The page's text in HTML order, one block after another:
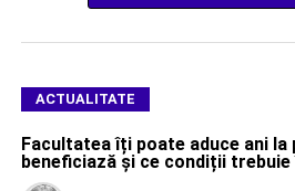
ACTUALITATE
Facultatea îți poate aduce ani la
beneficiază și ce condiții